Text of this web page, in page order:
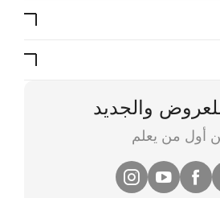
للعروض والجديد
أول من يعلم